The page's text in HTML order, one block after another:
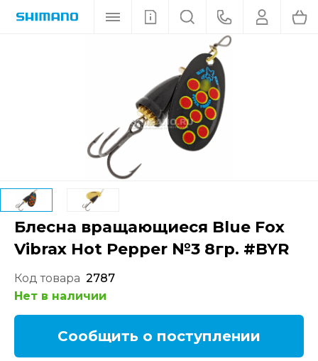
Блесна вращающиеся Blue Fox
Vibrax Hot Pepper №3 8гр. #BYR
Код товара 2787
Нет в наличии
Сообщить о поступлении